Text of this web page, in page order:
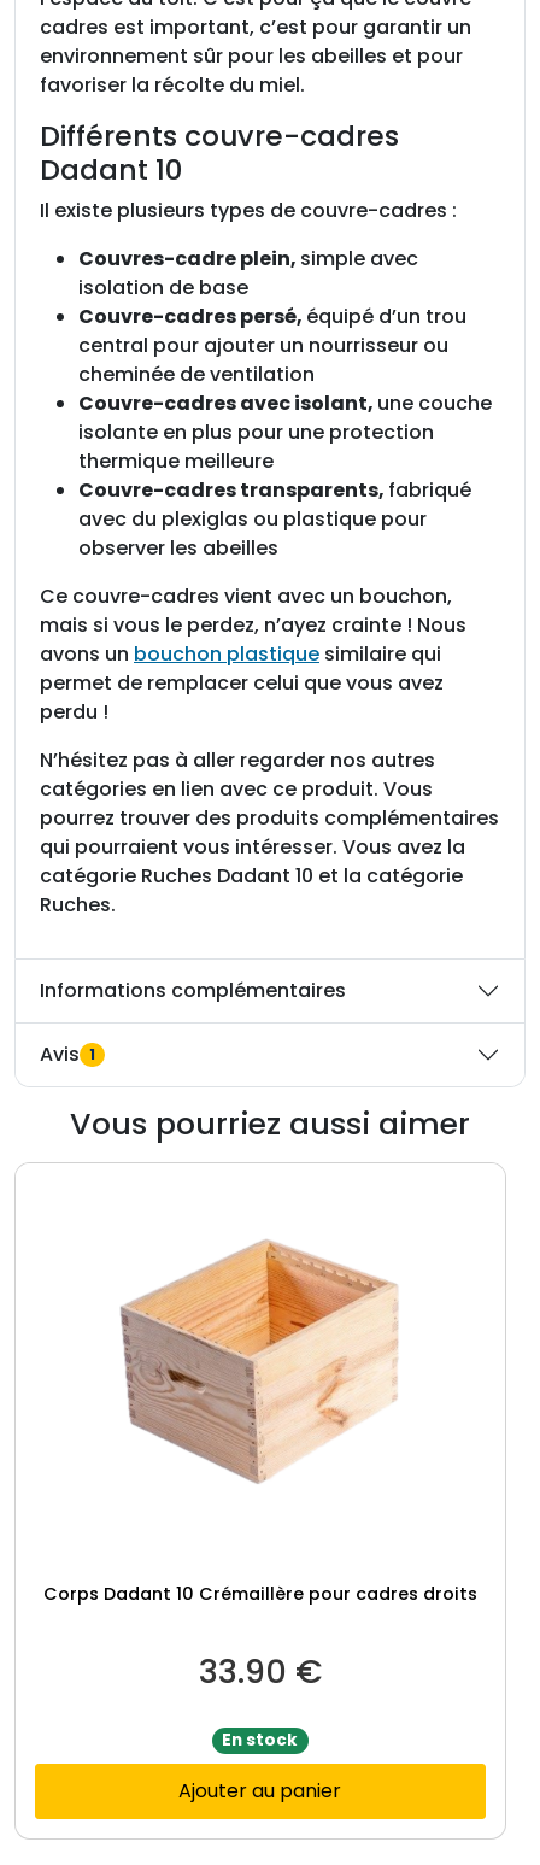
cadres est important, c’est pour garantir un
environnement sûr pour les abeilles et pour
favoriser la récolte du miel.
Différents couvre-cadres
Dadant 10
Il existe plusieurs types de couvre-cadres :
Couvres-cadre plein, simple avec
isolation de base
Couvre-cadres persé, équipé d’un trou
central pour ajouter un nourrisseur ou
cheminée de ventilation
Couvre-cadres avec isolant, une couche
isolante en plus pour une protection
thermique meilleure
Couvre-cadres transparents, fabriqué
avec du plexiglas ou plastique pour
observer les abeilles
Ce couvre-cadres vient avec un bouchon,
mais si vous le perdez, n’ayez crainte ! Nous
avons un bouchon plastique similaire qui
permet de remplacer celui que vous avez
perdu !
N’hésitez pas à aller regarder nos autres
catégories en lien avec ce produit. Vous
pourrez trouver des produits complémentaires
qui pourraient vous intéresser. Vous avez la
catégorie Ruches Dadant 10 et la catégorie
Ruches.
Informations complémentaires
Avis 1
Vous pourriez aussi aimer
Corps Dadant 10 Crémaillère pour cadres droits
33.90 €
En stock
Ajouter au panier